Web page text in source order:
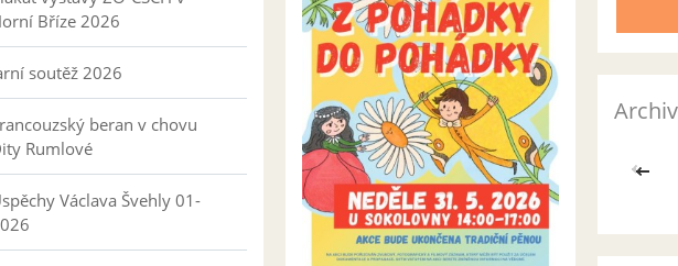
Bříze 2026
soutěž 2026
beran v chovu
Rumlové
Václava Švehly 01-
Archiv
<<